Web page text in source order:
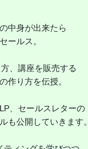
中身が出来たら
ールス。
、講座を販売する
作り方を伝授。
、セールスレターの
も公開していきます。